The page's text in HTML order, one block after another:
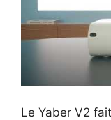
Le Yaber V2